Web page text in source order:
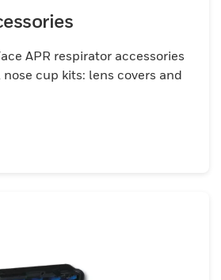
e mantenha seus
APR respirator accessories
cup kits: lens covers and